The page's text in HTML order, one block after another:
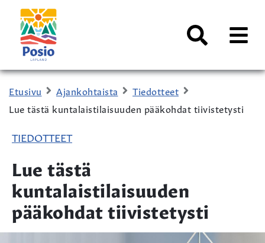
Siirry sisältöön
Kaupungin
logo
AVAA
Etusivu Ajankohtaista
Tiedotteet
Lue tästä kuntalaistilaisuuden pääkohdat tiivistetysti
TIEDOTTEET
Lue tästä
kuntalaistilaisuuden
pääkohdat tiivistetysti